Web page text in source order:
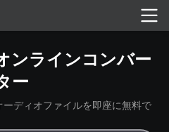
ンラインコンバー
ー
ディオファイルを即座に無料で